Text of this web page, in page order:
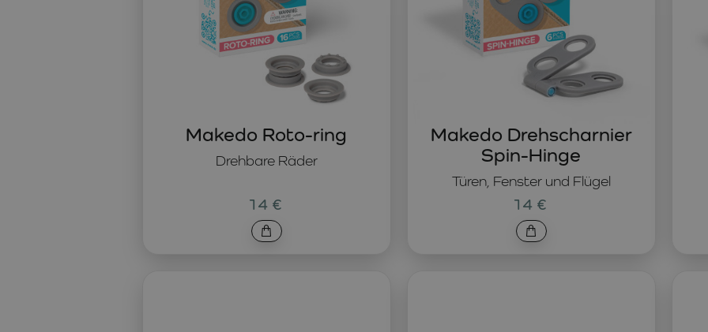
Drehbare Räder
Makedo Roto-ring
14 €
Türen, Fenster und Flügel
Makedo Drehscharnier
Spin-Hinge
14 €